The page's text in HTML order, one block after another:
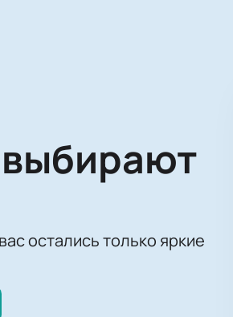
сильнейшие команды,
этого значимого события.
захватывающей игрой в
остались только яркие